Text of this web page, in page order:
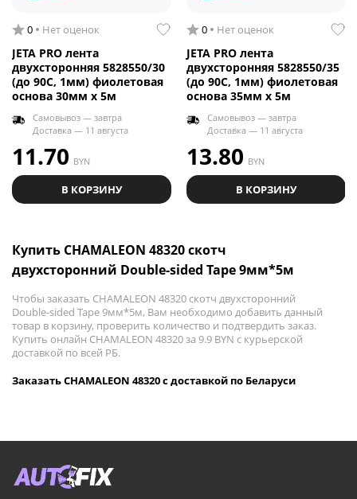
0 Нет оценок
JETA PRO лента
двухсторонняя 5828550/30
(до 90C, 1мм) фиолетовая
основа 30мм х 5м
Самовывоз — завтра
Доставка — 11 августа
11.70 BYN
В КОРЗИНУ
0 Нет оценок
JETA PRO лента
двухсторонняя 5828550/35
(до 90C, 1мм) фиолетовая
основа 35мм х 5м
Самовывоз — завтра
Доставка — 11 августа
13.80 BYN
В КОРЗИНУ
Купить CHAMALEON 48320 скотч
двухсторонний Double-sided Tape 9мм*5м
Чтобы заказать CHAMALEON 48320 скотч двухсторонний
Double-sided Tape 9мм*5м, Вам необходимо добавить данный
товар в корзину, проверить количество и подтвердить заказ.
Купить онлайн CHAMALEON 48320 за 9.9 BYN с курьерской
доставкой по всей РБ.
Заказать CHAMALEON 48320 с доставкой по Беларуси